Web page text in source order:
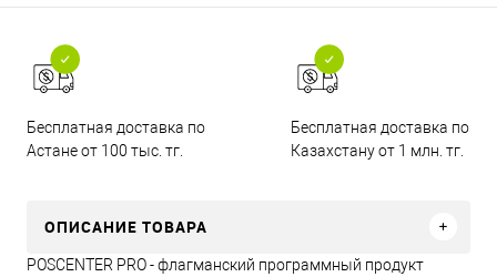
Бесплатная доставка по
Астане от 100 тыс. тг.
Бесплатная доставка по
Казахстану от 1 млн. тг.
ОПИСАНИЕ ТОВАРА
POSCENTER PRO - флагманский программный продукт